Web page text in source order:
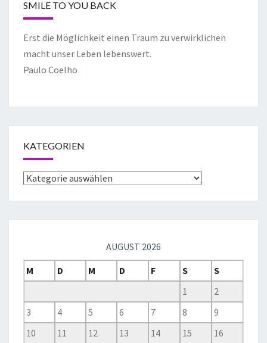
SMILE TO YOU BACK
Erst die Möglichkeit einen Traum zu verwirklichen
macht unser Leben lebenswert.
Paulo Coelho
KATEGORIEN
AUGUST 2026
M
D M D F S
S
1
2
3
4 5 6 7 8
9
10
11 12 13 14 15
16